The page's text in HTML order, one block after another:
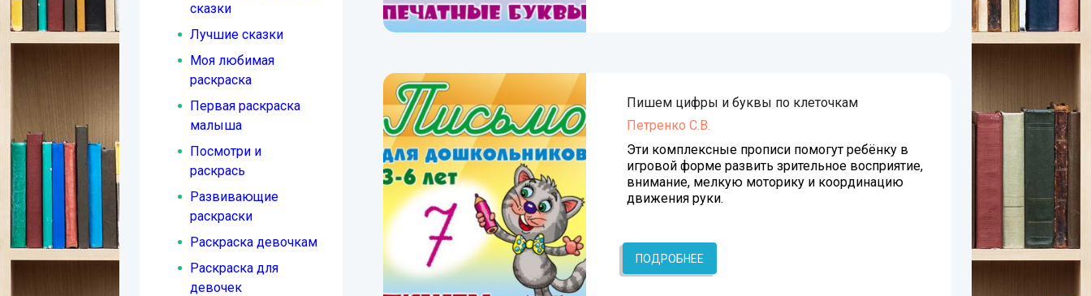
Пишем цифры и буквы по клеточкам
Петренко С.В.
Эти комплексные прописи помогут ребёнку в
игровой форме развить зрительное восприятие,
внимание, мелкую моторику и координацию
движения руки.
ПОДРОБНЕЕ
сказки
Лучшие сказки
Моя любимая
раскраска
Первая раскраска
малыша
Посмотри и
раскрась
Развивающие
раскраски
Раскраска девочкам
Раскраска для
девочек